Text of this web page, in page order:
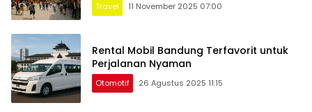
Travel 11 November 2025 07:00
Rental Mobil Bandung Terfavorit untuk
Perjalanan Nyaman
Otomotif 26 Agustus 2025 11:15